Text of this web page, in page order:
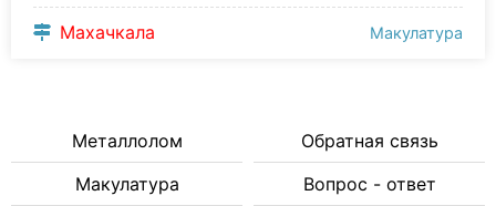
Махачкала Макулатура
Металлолом
Макулатура
Обратная связь
Вопрос - ответ